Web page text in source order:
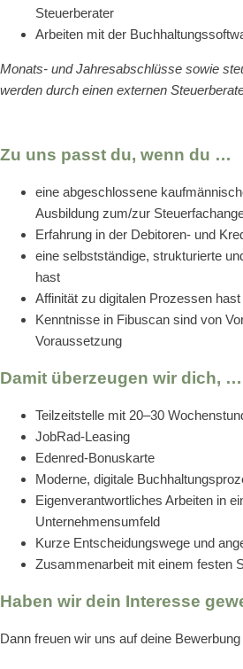
Steuerberater
Arbeiten mit der
Monats- und Jahresabschlüsse sowie
werden durch einen externen
Zu uns passt du, wenn du …
eine abgeschlossene
Ausbildung zum/zur
Erfahrung in der Debitoren- und
eine selbstständige, strukturierte
hast
Affinität zu digitalen Prozessen hast
Kenntnisse in Fibuscan sind von
Voraussetzung
Damit überzeugen wir dich, …
Teilzeitstelle mit 20–30
JobRad-Leasing
Edenred-Bonuskarte
Moderne, digitale
Eigenverantwortliches Arbeiten in
Unternehmensumfeld
Kurze Entscheidungswege und
Zusammenarbeit mit einem festen
Haben wir dein Interesse
Dann freuen wir uns auf deine